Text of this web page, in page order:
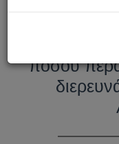
Υπόθεση
και
ποσού